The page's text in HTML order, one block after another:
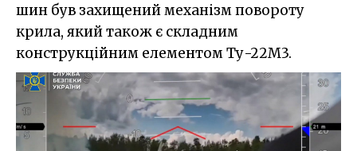
шин був захищений механізм повороту
крила, який також є складним
конструкційним елементом Ту-22М3.